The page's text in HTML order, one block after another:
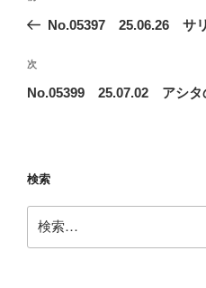
ビ
ゲ
ン
の
稿
No.05397 25.06.26 サ
次
の
次
No.05399 25.07.02 アシタ
検索
索: